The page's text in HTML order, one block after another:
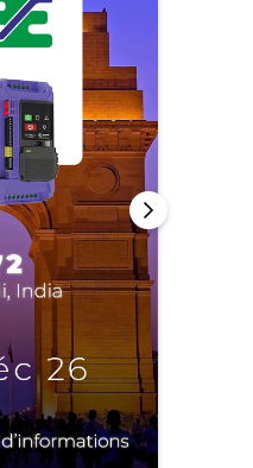
Plan du site
iSource Se connecter